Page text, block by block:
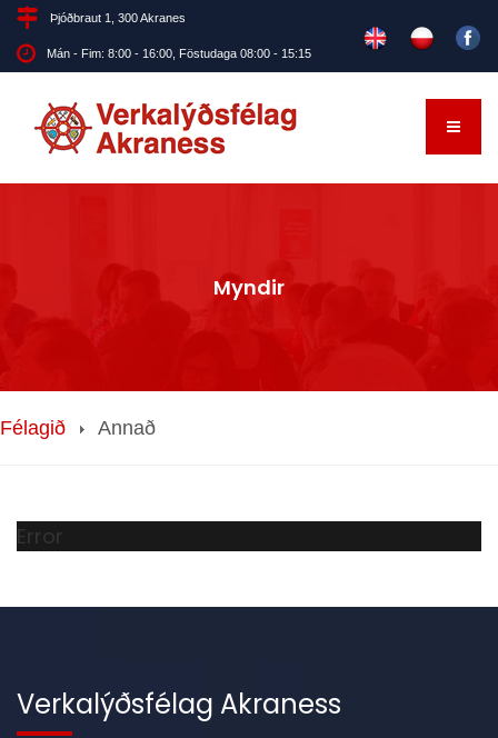
Þjóðbraut 1, 300 Akranes
Mán - Fim: 8:00 - 16:00, Föstudaga 08:00 - 15:15
Myndir
Félagið Annað
Error
Verkalýðsfélag Akraness